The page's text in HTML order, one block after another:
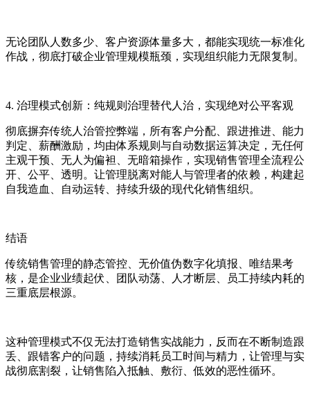
无论团队人数多少、客户资源体量多大，都能实现统一标准化
作战，彻底打破企业管理规模瓶颈，实现组织能力无限复制。
4. 治理模式创新：纯规则治理替代人治，实现绝对公平客观
彻底摒弃传统人治管控弊端，所有客户分配、跟进推进、能力
判定、薪酬激励，均由体系规则与自动数据运算决定，无任何
主观干预、无人为偏袒、无暗箱操作，实现销售管理全流程公
开、公平、透明。让管理脱离对能人与管理者的依赖，构建起
自我造血、自动运转、持续升级的现代化销售组织。
结语
传统销售管理的静态管控、无价值伪数字化填报、唯结果考
核，是企业业绩起伏、团队动荡、人才断层、员工持续内耗的
三重底层根源。
这种管理模式不仅无法打造销售实战能力，反而在不断制造跟
丢、跟错客户的问题，持续消耗员工时间与精力，让管理与实
战彻底割裂，让销售陷入抵触、敷衍、低效的恶性循环。